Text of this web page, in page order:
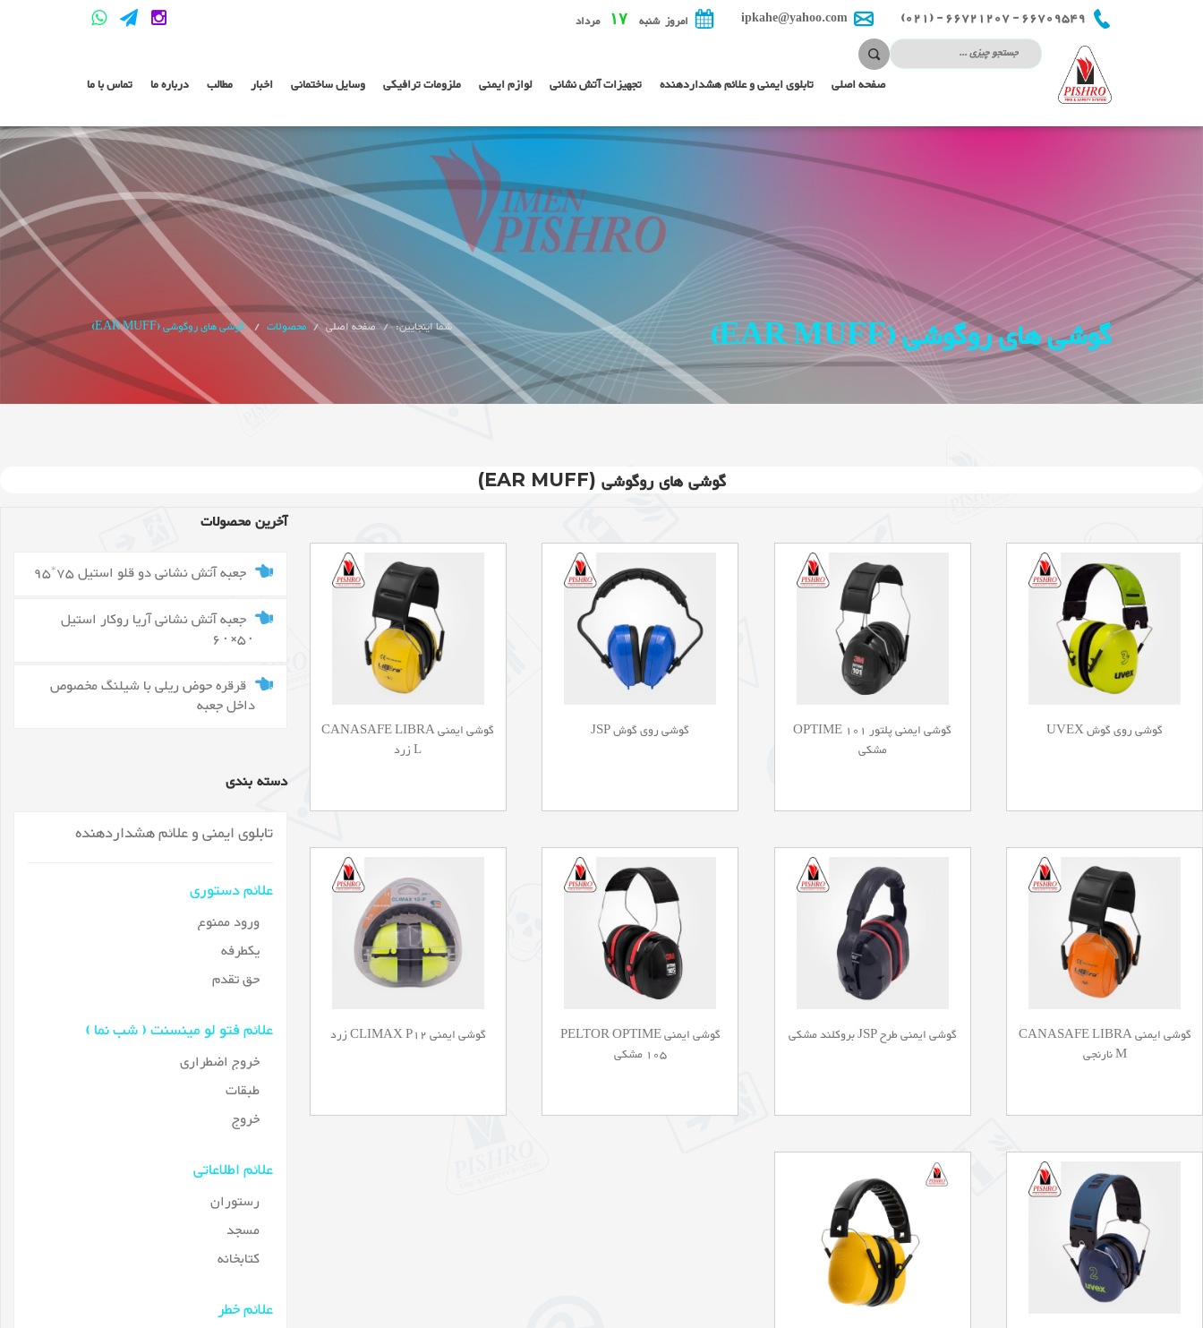
66709549 - 66721207 - (021)
ipkahe@yahoo.com امروز شنبه مرداد
صفحه اصلی تابلوی ایمنی و علائم هشداردهنده تجهیزات آتش نشانی لوازم ایمنی ملزومات ترافیکی وسایل ساختمانی اخبار مطالب درباره ما تماس با ما
گوشی های روگوشی (EAR MUFF) شما اینجایین: صفحه اصلی محصولات گوشی های روگوشی (EAR MUFF)
گوشی های روگوشی (EAR MUFF)
گوشی روی گوش UVEX
گوشی ایمنی پلتور OPTIME 101
مشکی
گوشی روی گوش JSP
گوشی ایمنی CANASAFE LIBRA
L زرد
گوشی ایمنی CANASAFE LIBRA
M نارنجی
گوشی ایمنی طرح JSP بروکلند مشکی
گوشی ایمنی PELTOR OPTIME
105 مشکی
گوشی ایمنی CLIMAX P12 زرد
آخرین محصولات
جعبه آتش نشانی دو قلو استیل 75*95
جعبه آتش نشانی آریا روکار استیل
۵۰×۶۰
قرقره حوض ریلی با شیلنگ مخصوص
داخل جعبه
دسته بندی
تابلوی ایمنی و علائم هشداردهنده
علائم دستوری
ورود ممنوع
یکطرفه
حق تقدم
علائم فتو لو مینسنت ( شب نما )
خروج اضطراری
طبقات
خروج
علائم اطلاعاتی
رستوران
مسجد
کتابخانه
علائم خطر